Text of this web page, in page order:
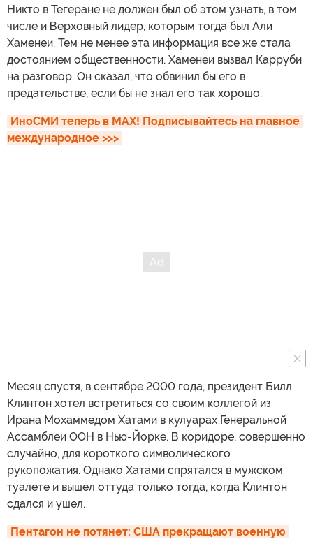
Никто в Тегеране не должен был об этом узнать, в том
числе и Верховный лидер, которым тогда был Али
Хаменеи. Тем не менее эта информация все же стала
достоянием общественности. Хаменеи вызвал Карруби
на разговор. Он сказал, что обвинил бы его в
предательстве, если бы не знал его так хорошо.
ИноСМИ теперь в MAX! Подписывайтесь на главное
международное >>>
Месяц спустя, в сентябре 2000 года, президент Билл
Клинтон хотел встретиться со своим коллегой из
Ирана Мохаммедом Хатами в кулуарах Генеральной
Ассамблеи ООН в Нью-Йорке. В коридоре, совершенно
случайно, для короткого символического
рукопожатия. Однако Хатами спрятался в мужском
туалете и вышел оттуда только тогда, когда Клинтон
сдался и ушел.
Пентагон не потянет: США прекращают военную